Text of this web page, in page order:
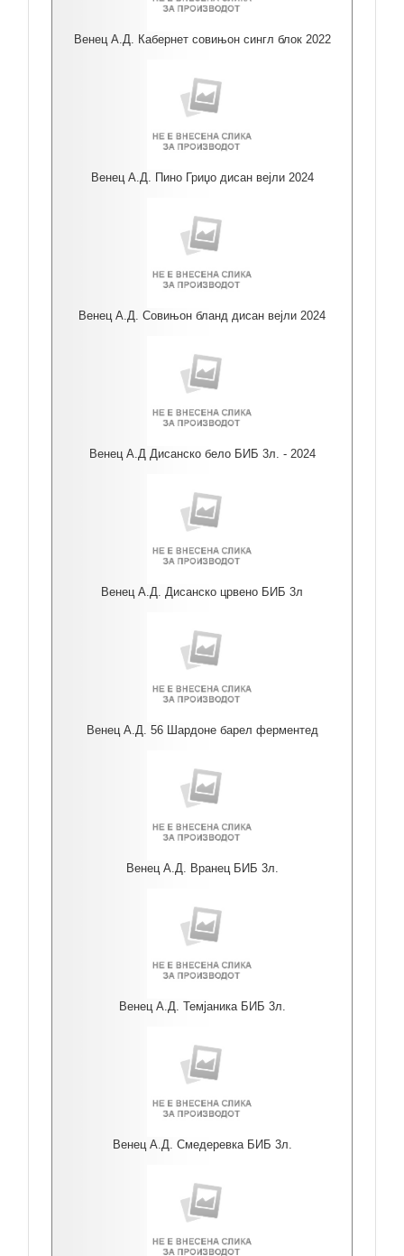
Венец А.Д. Кабернет совињон сингл блок 2022
Венец А.Д. Пино Гриџо дисан вејли 2024
Венец А.Д. Совињон бланд дисан вејли 2024
Венец А.Д Дисанско бело БИБ 3л. - 2024
Венец А.Д. Дисанско црвено БИБ 3л
Венец А.Д. 56 Шардоне барел ферментед
Венец А.Д. Вранец БИБ 3л.
Венец А.Д. Темјаника БИБ 3л.
Венец А.Д. Смедеревка БИБ 3л.